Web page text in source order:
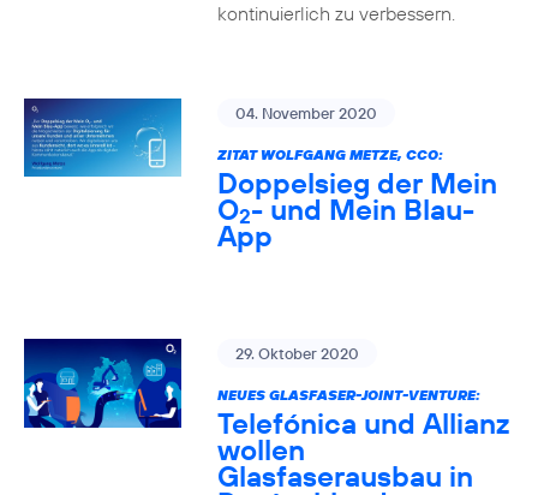
kontinuierlich zu verbessern.
04. November 2020
ZITAT WOLFGANG METZE, CCO:
Doppelsieg der Mein
O2- und Mein Blau-
App
29. Oktober 2020
NEUES GLASFASER-JOINT-VENTURE:
Telefónica und Allianz
wollen
Glasfaserausbau in